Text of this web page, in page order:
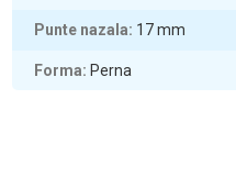
Punte nazala 17mm
Forma Perna